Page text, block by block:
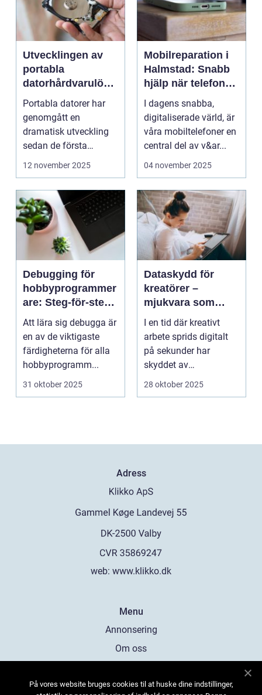
Utvecklingen av
portabla
datorhårdvarulösn
ingar
Portabla datorer har
genomgått en
dramatisk utveckling
sedan de första
bärbara model...
12 november 2025
Mobilreparation i
Halmstad: Snabb
hjälp när telefonen
gått sönder
I dagens snabba,
digitaliserade värld, är
våra mobiltelefoner en
central del av v&ar...
04 november 2025
Debugging för
hobbyprogrammer
are: Steg-för-steg-
metoder
Att lära sig debugga är
en av de viktigaste
färdigheterna för alla
hobbyprogramm...
31 oktober 2025
Dataskydd för
kreatörer –
mjukvara som
skyddar
intellektuellt
kapital
I en tid där kreativt
arbete sprids digitalt
på sekunder har
skyddet av
intellektuellt ka...
28 oktober 2025
Adress
web: www.klikko.dk
Menu
Annonsering
Om oss
Kontakta oss
På vores website bruges cookies til at huske dine indstillinger,